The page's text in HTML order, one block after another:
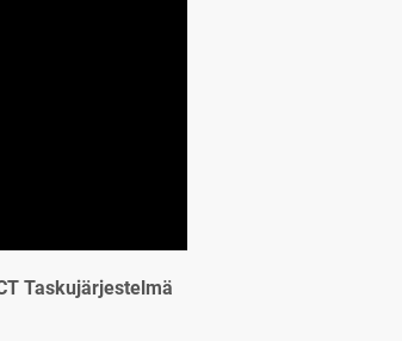
Taskujärjestelmä